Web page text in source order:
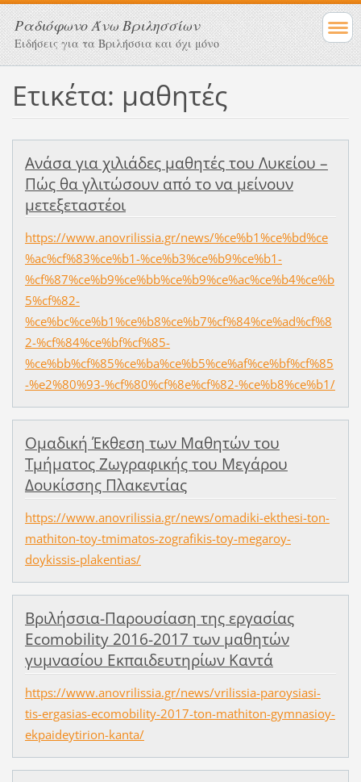
Ραδιόφωνο Άνω Βριλησσίων
Ειδήσεις για τα Βριλήσσια και όχι μόνο
Ετικέτα: μαθητές
Ανάσα για χιλιάδες μαθητές του Λυκείου –
Πώς θα γλιτώσουν από το να μείνουν
μετεξεταστέοι
https://www.anovrilissia.gr/news/%ce%b1%ce%bd%ce
%ac%cf%83%ce%b1-%ce%b3%ce%b9%ce%b1-
%cf%87%ce%b9%ce%bb%ce%b9%ce%ac%ce%b4%ce%b
5%cf%82-
%ce%bc%ce%b1%ce%b8%ce%b7%cf%84%ce%ad%cf%8
2-%cf%84%ce%bf%cf%85-
%ce%bb%cf%85%ce%ba%ce%b5%ce%af%ce%bf%cf%85
-%e2%80%93-%cf%80%cf%8e%cf%82-%ce%b8%ce%b1/
Ομαδική Έκθεση των Μαθητών του
Τμήματος Ζωγραφικής του Μεγάρου
Δουκίσσης Πλακεντίας
https://www.anovrilissia.gr/news/omadiki-ekthesi-ton-
mathiton-toy-tmimatos-zografikis-toy-megaroy-
doykissis-plakentias/
Βριλήσσια-Παρουσίαση της εργασίας
Ecomobility 2016-2017 των μαθητών
γυμνασίου Εκπαιδευτηρίων Καντά
https://www.anovrilissia.gr/news/vrilissia-paroysiasi-
tis-ergasias-ecomobility-2017-ton-mathiton-gymnasioy-
ekpaideytirion-kanta/